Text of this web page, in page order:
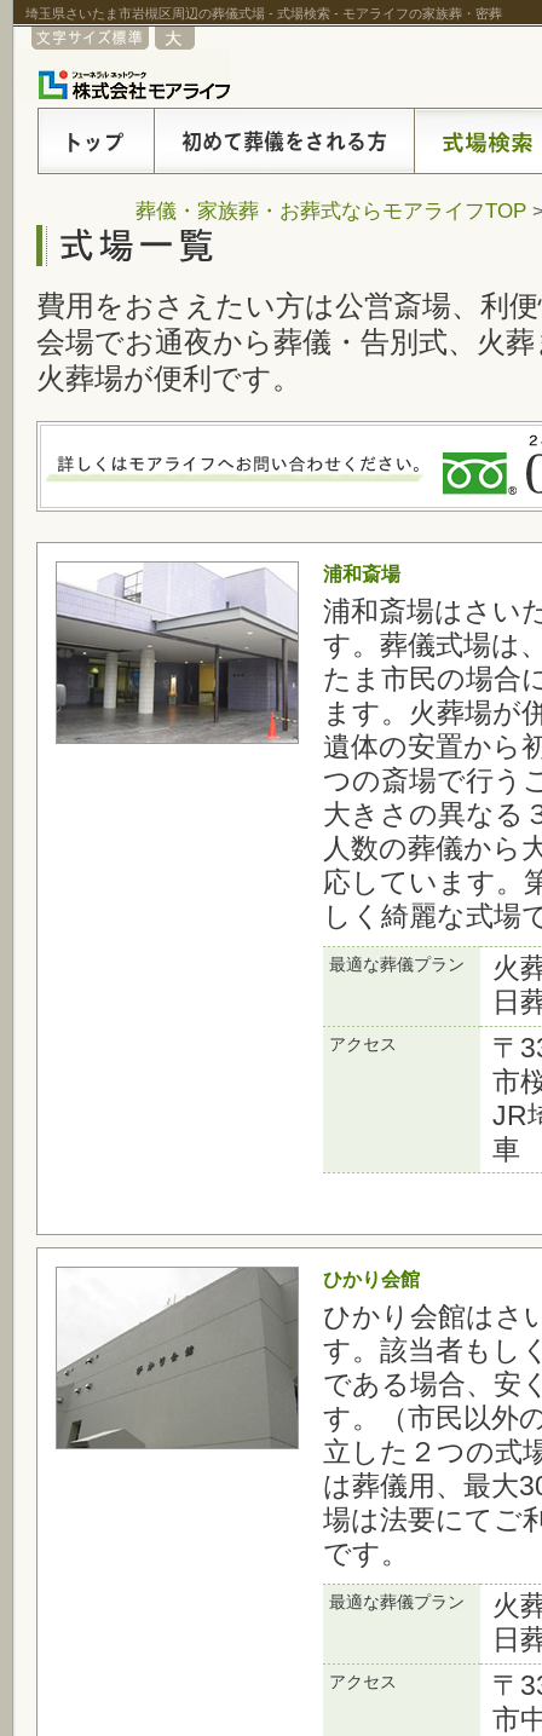
埼玉県さいたま市岩槻区周辺の葬儀式場 - 式場検索 - モアライフの家族葬・密葬
葬儀・家族葬・お葬式ならモアライフTOP
費用をおさえたい方は公営斎場、利
会場でお通夜から葬儀・告別式、火
火葬場が便利です。
浦和斎場
浦和斎場はさい
す。葬儀式場は
たま市民の場合
ます。火葬場が
遺体の安置から
つの斎場で行う
大きさの異なる
人数の葬儀から
応しています。
しく綺麗な式場
最適な葬儀プラン
火
日
アクセス
〒
市
JR
車
ひかり会館
ひかり会館はさ
す。該当者もし
である場合、安
す。（市民以外
立した２つの式
は葬儀用、最大
場は法要にてご
です。
最適な葬儀プラン
火
日
アクセス
〒
市